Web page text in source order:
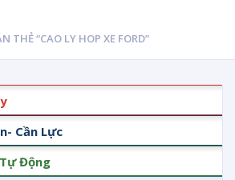
THẺ “CAO LY HOP XE FORD”
Cần Lực
Động